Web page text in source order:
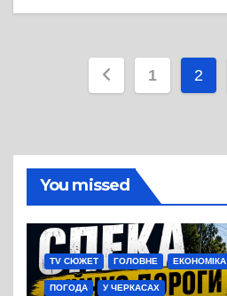
Пагінація
1 2
You missed
TV СЮЖЕТ ГОЛОВНЕ ЕКОНОМІКА
ПОГОДА У ЧЕРКАСАХ